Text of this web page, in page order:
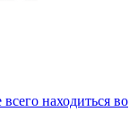
находиться во